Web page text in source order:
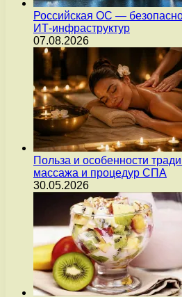
Российская ОС —
ИТ-инфраструктур
07.08.2026
Польза и особенности
массажа и процедур СПА
30.05.2026